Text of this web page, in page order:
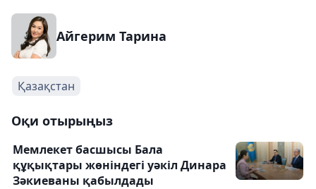
Айгерим Тарина
Қазақстан
Оқи отырыңыз
Мемлекет басшысы Бала
құқықтары жөніндегі уәкіл Динара
Зәкиеваны қабылдады